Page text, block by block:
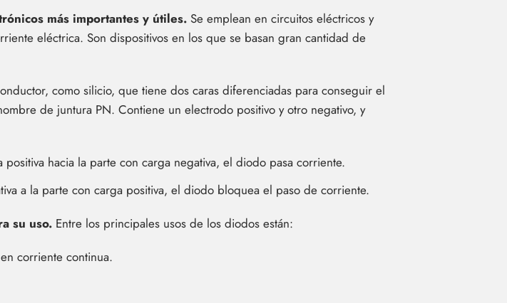
más importantes y útiles. Se emplean en circuitos eléctricos y
eléctrica. Son dispositivos en los que se basan gran cantidad de
como silicio, que tiene dos caras diferenciadas para conseguir el
de juntura PN. Contiene un electrodo positivo y otro negativo, y
hacia la parte con carga negativa, el diodo pasa corriente.
a la parte con carga positiva, el diodo bloquea el paso de corriente.
su uso. Entre los principales usos de los diodos están:
corriente continua.